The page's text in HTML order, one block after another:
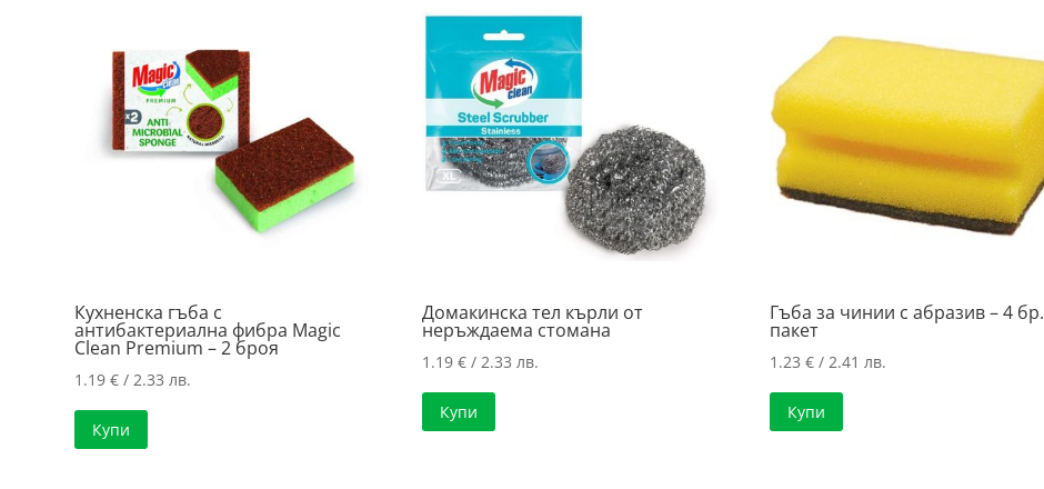
Кухненска гъба с
антибактериална фибра Magic
Clean Premium – 2 броя
1.19€ / 2.33 лв.
Купи
Домакинска тел кърли от
неръждаема стомана
1.19 €/ 2.33 лв.
Купи
Гъба за чинии с абразив – 4 бр.
пакет
1.23 €/ 2.41 лв.
Купи